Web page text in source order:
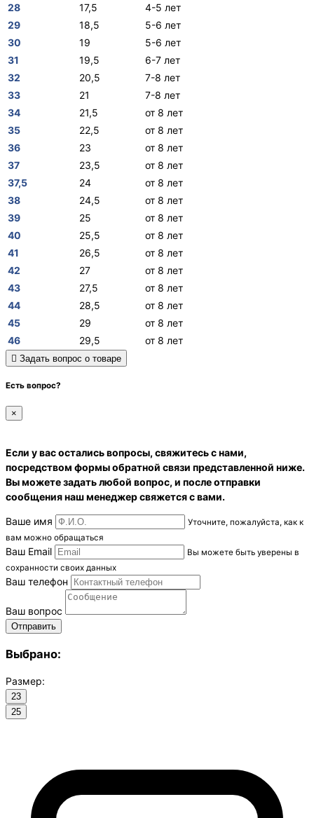
28
17,5
4-5 лет
29
18,5
5-6 лет
30
19
5-6 лет
31
19,5
6-7 лет
32
20,5
7-8 лет
33
21
7-8 лет
34
21,5
от 8 лет
35
22,5
от 8 лет
36
23
от 8 лет
37
23,5
от 8 лет
37,5
24
от 8 лет
38
24,5
от 8 лет
39
25
от 8 лет
40
25,5
от 8 лет
41
26,5
от 8 лет
42
27
от 8 лет
43
27,5
от 8 лет
44
28,5
от 8 лет
45
29
от 8 лет
46
29,5 от 8 лет
Задать вопрос о товаре
Есть вопрос?
×
Если у вас остались вопросы, свяжитесь с нами,
посредством формы обратной связи представленной ниже.
Вы можете задать любой вопрос, и после отправки
сообщения наш менеджер свяжется с вами.
Ваше имя
Уточните, пожалуйста, как к
вам можно обращаться
Ваш Email
Вы можете быть уверены в
сохранности своих данных
Ваш телефон
Ваш вопрос
Выбрано:
Размер:
23
25